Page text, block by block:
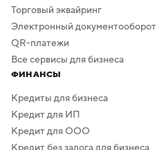
Торговый эквайринг
Электронный документооборот
QR-платежи
Все сервисы для бизнеса
ФИНАНСЫ
Кредиты для бизнеса
Кредит для ИП
Кредит для ООО
Кредит без залога для бизнеса